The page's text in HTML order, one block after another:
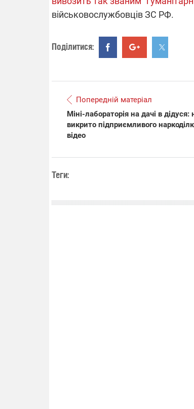
військовослужбовців ЗС РФ.
Поділитися:
Попередній матеріал
Міні-лабораторія на дачі в
викрито підприємливого
відео
Теги: